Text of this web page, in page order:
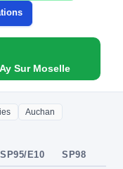
Ay Sur Moselle
Auchan
SP95/E10 SP98